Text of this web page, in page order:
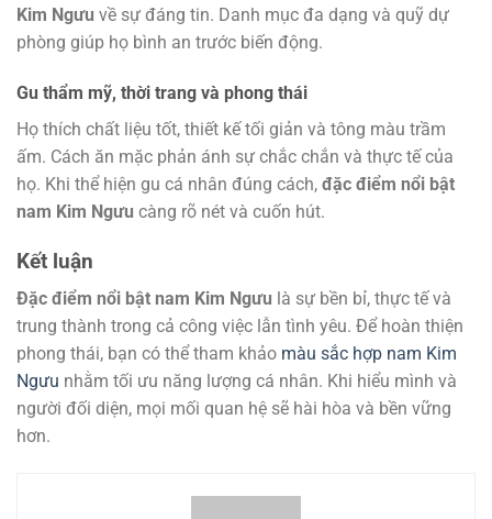
Kim Ngưu về sự đáng tin. Danh mục đa dạng và quỹ dự
phòng giúp họ bình an trước biến động.
Gu thẩm mỹ, thời trang và phong thái
Họ thích chất liệu tốt, thiết kế tối giản và tông màu trầm
ấm. Cách ăn mặc phản ánh sự chắc chắn và thực tế của
họ. Khi thể hiện gu cá nhân đúng cách, đặc điểm nổi bật
nam Kim Ngưu càng rõ nét và cuốn hút.
Kết luận
Đặc điểm nổi bật nam Kim Ngưu là sự bền bỉ, thực tế và
trung thành trong cả công việc lẫn tình yêu. Để hoàn thiện
phong thái, bạn có thể tham khảo màu sắc hợp nam Kim
Ngưu nhằm tối ưu năng lượng cá nhân. Khi hiểu mình và
người đối diện, mọi mối quan hệ sẽ hài hòa và bền vững
hơn.